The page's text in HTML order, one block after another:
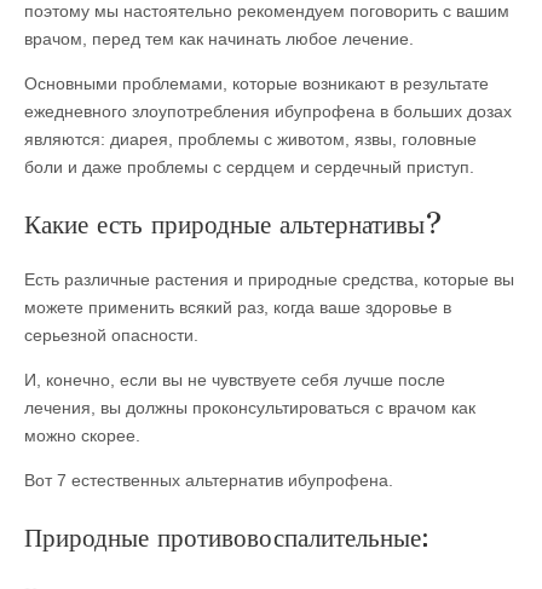
поэтому мы настоятельно рекомендуем поговорить с вашим
врачом, перед тем как начинать любое лечение.
Основными проблемами, которые возникают в результате
ежедневного злоупотребления ибупрофена в больших дозах
являются: диарея, проблемы с животом, язвы, головные
боли и даже проблемы с сердцем и сердечный приступ.
Какие есть природные альтернативы?
Есть различные растения и природные средства, которые вы
можете применить всякий раз, когда ваше здоровье в
серьезной опасности.
И, конечно, если вы не чувствуете себя лучше после
лечения, вы должны проконсультироваться с врачом как
можно скорее.
Вот 7 естественных альтернатив ибупрофена.
Природные противовоспалительные: